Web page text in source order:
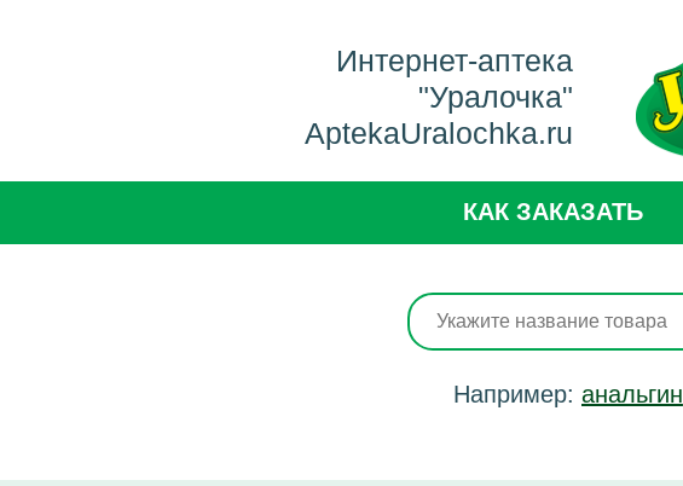
Интернет-аптека
"Уралочка"
AptekaUralochka.ru
КАК ЗАКАЗАТЬ
Например: анальгин